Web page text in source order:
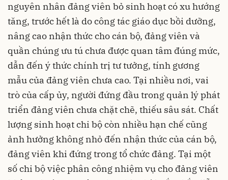
nguyên nhân đảng viên bỏ sinh hoạt có xu hướng
tăng, trước hết là do công tác giáo dục bồi dưỡng,
nâng cao nhận thức cho cán bộ, đảng viên và
quần chúng ưu tú chưa được quan tâm đúng mức,
dẫn đến ý thức chính trị tư tưởng, tính gương
mẫu của đảng viên chưa cao. Tại nhiều nơi, vai
trò của cấp ủy, người đứng đầu trong quản lý phát
triển đảng viên chưa chặt chẽ, thiếu sâu sát. Chất
lượng sinh hoạt chi bộ còn nhiều hạn chế cũng
ảnh hưởng không nhỏ đến nhận thức của cán bộ,
đảng viên khi đứng trong tổ chức đảng. Tại một
số chi bộ việc phân công nhiệm vụ cho đảng viên